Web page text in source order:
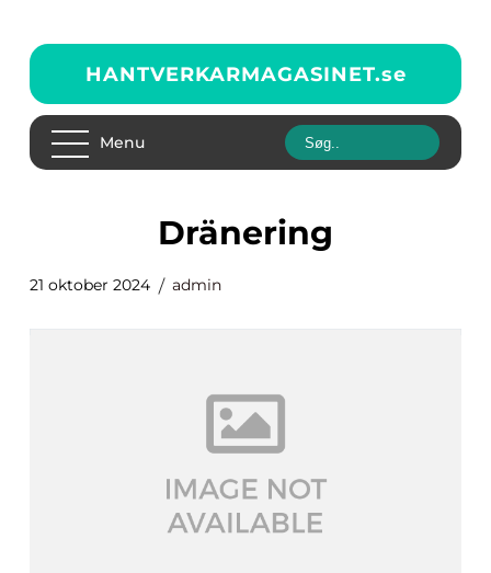
HANTVERKARMAGASINET.se
Menu
dränering
21 oktober 2024 admin